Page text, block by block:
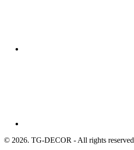
© 2026. TG-DECOR - All rights reserved